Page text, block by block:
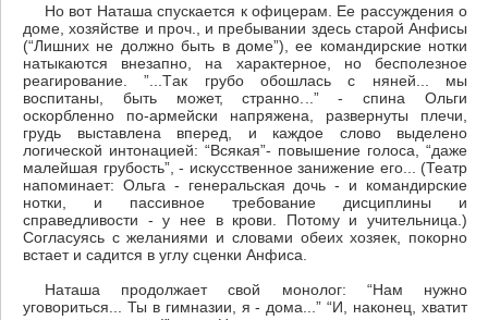
Но вот Наташа спускается к офицерам. Ее рассуждения о
доме, хозяйстве и проч., и пребывании здесь старой Анфисы
(“Лишних не должно быть в доме”), ее командирские нотки
натыкаются внезапно, на характерное, но бесполезное
реагирование. ”...Tак грубо обошлась с няней... мы
воспитаны, быть может, странно...” - спина Ольги
оскорбленно по-армейски напряжена, развернуты плечи,
грудь выставлена вперед, и каждое слово выделено
логической интонацией: “Всякая”- повышение голоса, “даже
малейшая грубость”, - искусственное занижение его... (Театр
напоминает: Ольга - генеральская дочь - и командирские
нотки, и пассивное требование дисциплины и
справедливости - у нее в крови. Потому и учительница.)
Согласуясь с желаниями и словами обеих хозяек, покорно
встает и садится в углу сценки Анфиса.
Наташа продолжает свой монолог: “Нам нужно
уговориться... Ты в гимназии, я - дома...” “И, наконец, хватит